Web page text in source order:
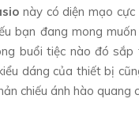
này có diện mạo
bạn đang mong
buổi tiệc nào đó
dáng của thiết bị
chiếu ánh hào quang